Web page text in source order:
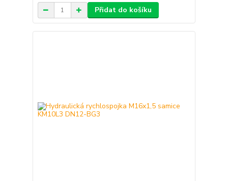
Přidat do košíku